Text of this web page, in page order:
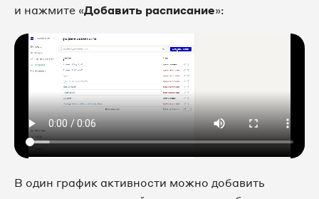
и нажмите «Добавить расписание»:
В один график активности можно добавить